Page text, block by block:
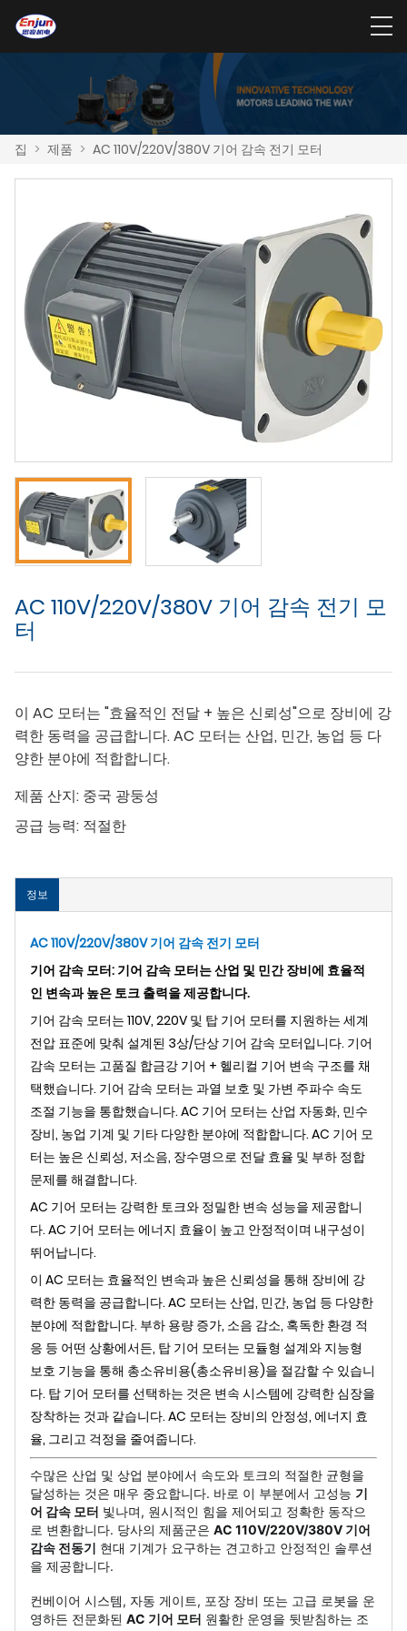
집 > 제품 > AC 110V/220V/380V 기어 감속 전기 모터
AC 110V/220V/380V 기어 감속 전기 모
터
이 AC 모터는 "효율적인 전달 + 높은 신뢰성"으로 장비에 강
력한 동력을 공급합니다. AC 모터는 산업, 민간, 농업 등 다
양한 분야에 적합합니다.
제품 산지: 중국 광둥성
공급 능력: 적절한
정보
AC 110V/220V/380V 기어 감속 전기 모터
기어 감속 모터: 기어 감속 모터는 산업 및 민간 장비에 효율적
인 변속과 높은 토크 출력을 제공합니다.
기어 감속 모터는 110V, 220V 및 탑 기어 모터를 지원하는 세계
전압 표준에 맞춰 설계된 3상/단상 기어 감속 모터입니다. 기어
감속 모터는 고품질 합금강 기어 + 헬리컬 기어 변속 구조를 채
택했습니다. 기어 감속 모터는 과열 보호 및 가변 주파수 속도
조절 기능을 통합했습니다. AC 기어 모터는 산업 자동화, 민수
장비, 농업 기계 및 기타 다양한 분야에 적합합니다. AC 기어 모
터는 높은 신뢰성, 저소음, 장수명으로 전달 효율 및 부하 정합
문제를 해결합니다.
AC 기어 모터는 강력한 토크와 정밀한 변속 성능을 제공합니
다. AC 기어 모터는 에너지 효율이 높고 안정적이며 내구성이
뛰어납니다.
이 AC 모터는 효율적인 변속과 높은 신뢰성을 통해 장비에 강
력한 동력을 공급합니다. AC 모터는 산업, 민간, 농업 등 다양한
분야에 적합합니다. 부하 용량 증가, 소음 감소, 혹독한 환경 적
응 등 어떤 상황에서든, 탑 기어 모터는 모듈형 설계와 지능형
보호 기능을 통해 총소유비용(총소유비용)을 절감할 수 있습니
다. 탑 기어 모터를 선택하는 것은 변속 시스템에 강력한 심장을
장착하는 것과 같습니다. AC 모터는 장비의 안정성, 에너지 효
율, 그리고 걱정을 줄여줍니다.
수많은 산업 및 상업 분야에서 속도와 토크의 적절한 균형을
달성하는 것은 매우 중요합니다. 바로 이 부분에서 고성능 기
어 감속 모터 빛나며, 원시적인 힘을 제어되고 정확한 동작으
로 변환합니다. 당사의 제품군은 AC 110V/220V/380V 기어
감속 전동기 현대 기계가 요구하는 견고하고 안정적인 솔루션
을 제공합니다.
컨베이어 시스템, 자동 게이트, 포장 장비 또는 고급 로봇을 운
영하든 전문화된 AC 기어 모터 원활한 운영을 뒷받침하는 조